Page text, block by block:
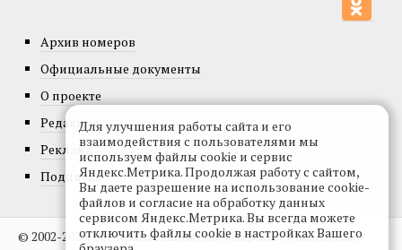
Архив номеров
Официальные документы
О проекте
Редакция
Реклама
Подписка
© 2002-2026, Все права защищены.Копирование и использование
Для улучшения работы сайта и его
взаимодействия с пользователями мы
используем файлы cookie и сервис
Яндекс.Метрика. Продолжая работу с сайтом,
Вы даете разрешение на использование cookie-
файлов и согласие на обработку данных
сервисом Яндекс.Метрика. Вы всегда можете
отключить файлы cookie в настройках Вашего